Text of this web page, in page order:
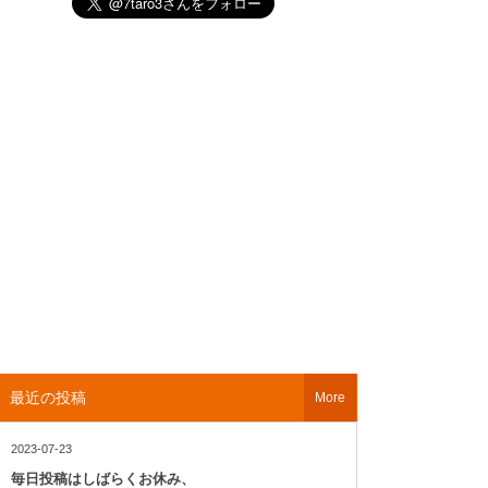
最近の投稿
2023-07-23
毎日投稿はしばらくお休み、
More